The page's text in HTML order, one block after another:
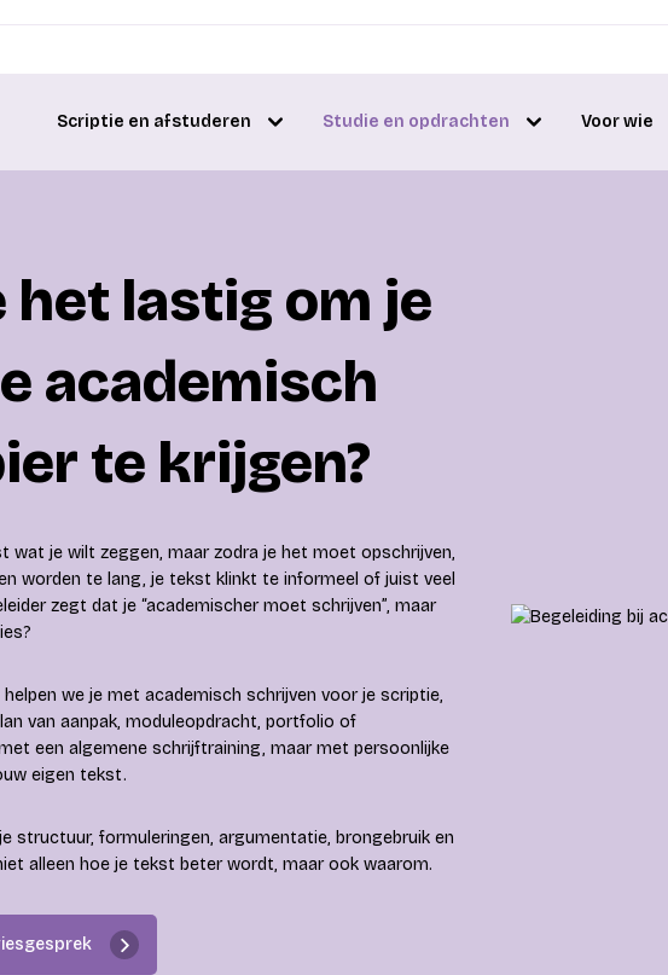
Scriptie en afstuderen Studie en opdrachten Voor wie
het lastig om je
academisch
te krijgen?
wat je wilt zeggen, maar zodra je het moet opschrijven,
worden te lang, je tekst klinkt te informeel of juist veel
zegt dat je “academischer moet schrijven”, maar
we je met academisch schrijven voor je scriptie,
van aanpak, moduleopdracht, portfolio of
een algemene schrijftraining, maar met persoonlijke
eigen tekst.
structuur, formuleringen, argumentatie, brongebruik en
alleen hoe je tekst beter wordt, maar ook waarom.